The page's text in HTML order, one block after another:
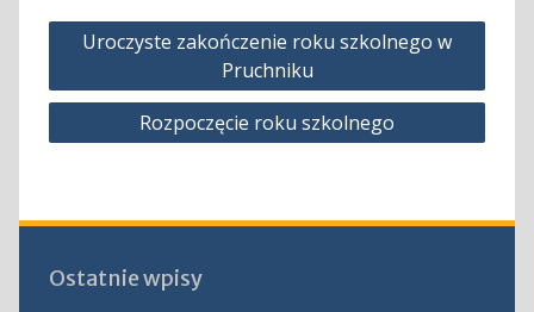
Nawigacja
Uroczyste zakończenie roku szkolnego w
Pruchniku
Rozpoczęcie roku szkolnego
Ostatnie wpisy